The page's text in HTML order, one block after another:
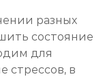
Записаться
разных
состояние
для
стрессов, в